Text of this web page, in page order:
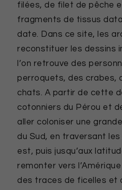
filées, de filet de pêche
fragments de tissus
date. Dans ce site, les
reconstituer les dessins
l’on retrouve des
perroquets, des crabes,
chats. A partir de cette
cotonniers du Pérou et
aller coloniser une
du Sud, en traversant les
est, puis jusqu’aux
remonter vers
des traces de ficelles et